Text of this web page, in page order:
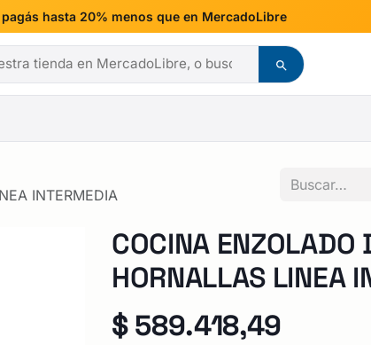
pagás hasta 20% menos que en MercadoLibre
INTERMEDIA
COCINA ENZOLADO
HORNALLAS LINEA
$ 589.418,49